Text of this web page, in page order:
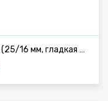
Карниз "Имидж" антик, двухрядный (25/16 мм, гладкая труба)